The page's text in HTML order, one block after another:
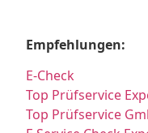
Empfehlungen:
E-Check
Top Prüfservice
Top Prüfservice